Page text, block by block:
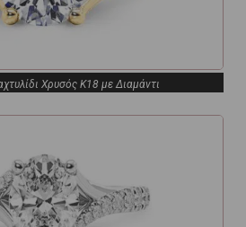
Χρυσός Κ18 με Διαμάντι